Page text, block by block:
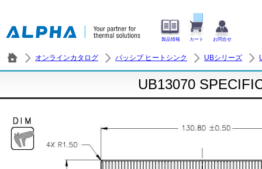
製品情報 カート お問合せ
オンラインカタログ パッシブ ヒートシンク UBシリーズ
UB13070